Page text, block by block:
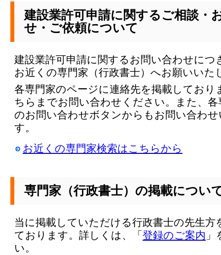
建設業許可申請に関するご相談・
せ・ご依頼について
建設業許可申請に関するお問い合わせにつ
お近くの専門家（行政書士）へお願いいた
各専門家のページに連絡先を掲載しており
ちらまでお問い合わせください。また、各
のお問い合わせボタンからもお問い合わ
す。
お近くの専門家検索はこちらから
専門家（行政書士）の掲載につい
当に掲載していただける行政書士の先生方
ております。詳しくは、「 登録のご案内
い。